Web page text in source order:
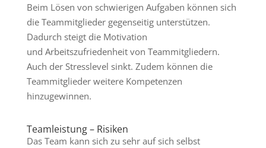
Beim Lösen von schwierigen Aufgaben können sich
die Teammitglieder gegenseitig unterstützen.
Dadurch steigt die Motivation
und Arbeitszufriedenheit von Teammitgliedern.
Auch der Stresslevel sinkt. Zudem können die
Teammitglieder weitere Kompetenzen
hinzugewinnen.
Teamleistung – Risiken
Das Team kann sich zu sehr auf sich selbst